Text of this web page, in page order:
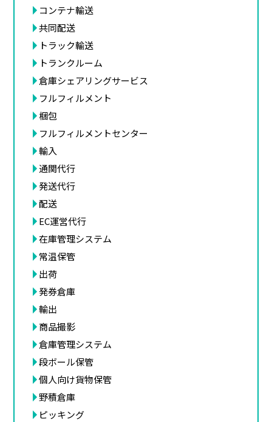
コンテナ輸送
共同配送
トラック輸送
トランクルーム
倉庫シェアリングサービス
フルフィルメント
梱包
フルフィルメントセンター
輸入
通関代行
発送代行
配送
EC運営代行
在庫管理システム
常温保管
出荷
発券倉庫
輸出
商品撮影
倉庫管理システム
段ボール保管
個人向け貨物保管
野積倉庫
ピッキング